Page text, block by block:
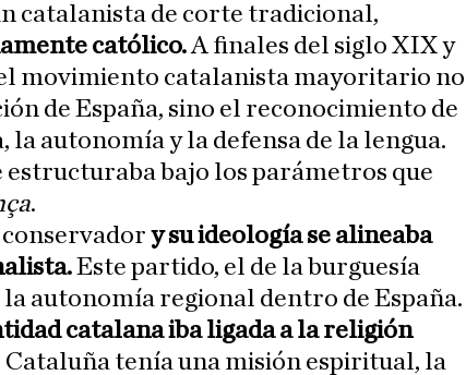
catalanista de corte tradicional,
católico.A finales del siglo XIX y
movimiento catalanista mayoritario no
de España, sino el reconocimiento de
la autonomía y la defensa de la lengua.
estructuraba bajo los parámetros que
.
y su ideología se alineaba
Este partido, el de la burguesía
autonomía regional dentro de España.
catalana iba ligada a la religión
Cataluña tenía una misión espiritual, la